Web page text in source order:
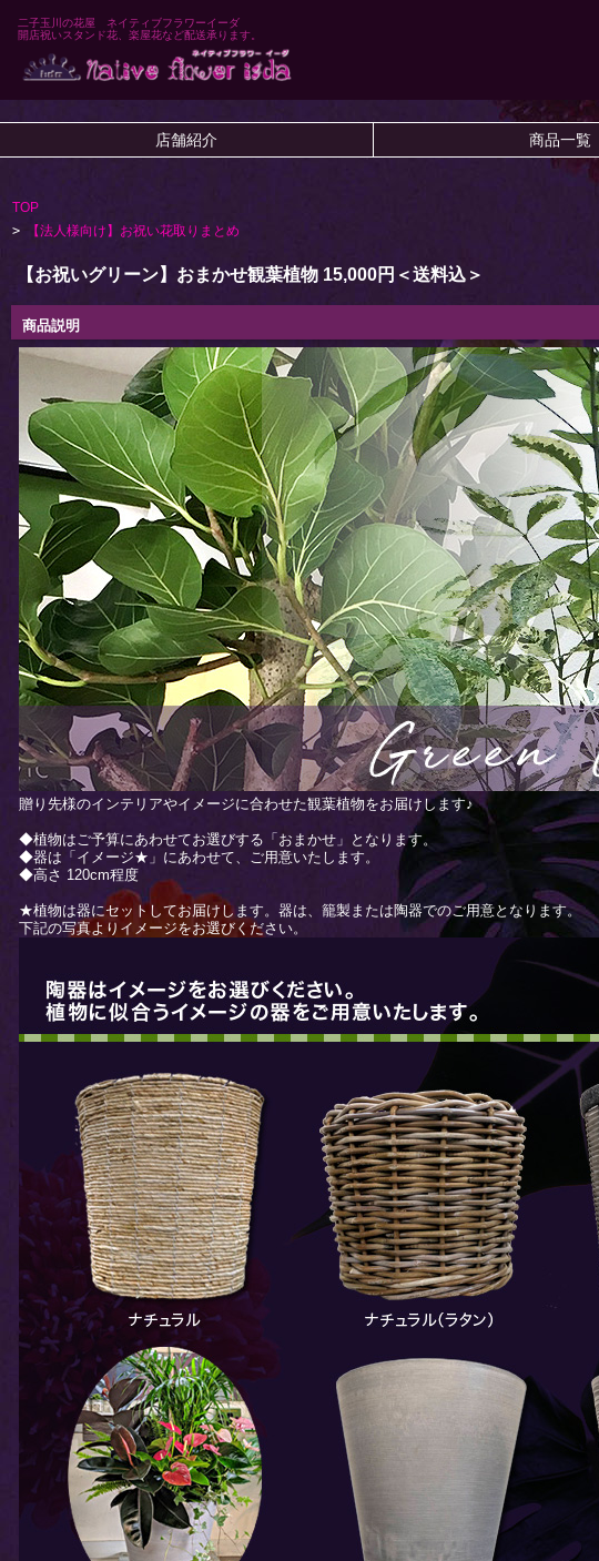
二子玉川の花屋 ネイティブフラワーイーダ
開店祝いスタンド花、楽屋花など配送承ります。
店舗紹介 商品一覧
TOP
>
【法人様向け】お祝い花取りまとめ
【お祝いグリーン】おまかせ観葉植物 15,000円＜送料込＞
商品説明
贈り先様のインテリアやイメージに合わせた観葉植物をお届けします♪
◆植物はご予算にあわせてお選びする「おまかせ」となります。
◆器は「イメージ★」にあわせて、ご用意いたします。
◆高さ 120cm程度
★植物は器にセットしてお届けします。器は、籠製または陶器でのご用意となります。
下記の写真よりイメージをお選びください。